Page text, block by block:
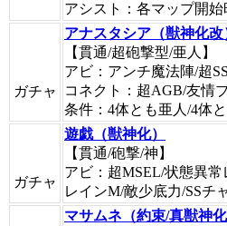
アシスト：各マップ開
ガチャ
アナスタシア（獣神化改
【貫通/超砲撃型/亜人】
アビ：アンチ魔法陣/超
コネクト：超AGB/友情
条件：4体とも亜人/4体
ガチャ
遊戯（獣神化）
【貫通/砲撃/神】
アビ：超MSEL/状態異
レインM/敵少底力/SSチ
マサムネ（約束/真獣神化